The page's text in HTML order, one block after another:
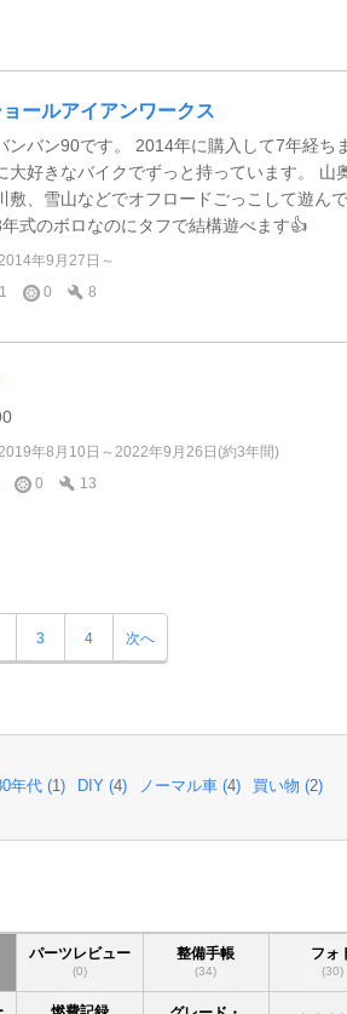
ールアイアンワークス
ンバン90です。 2014年に購入して7年経ち
大好きなバイクでずっと持っています。 山
敷、雪山などでオフロードごっこして遊ん
式のボロなのにタフで結構遊べます👍
年9月27日～
1 0 8
年8月10日～2022年9月26日(約3年間)
0 13
3 4 次へ
年代 (1 ) DIY (4) ノーマル車 (4) 買い物 (2)
パーツレビュー
(0)
整備手帳
(34)
フォ
(30)